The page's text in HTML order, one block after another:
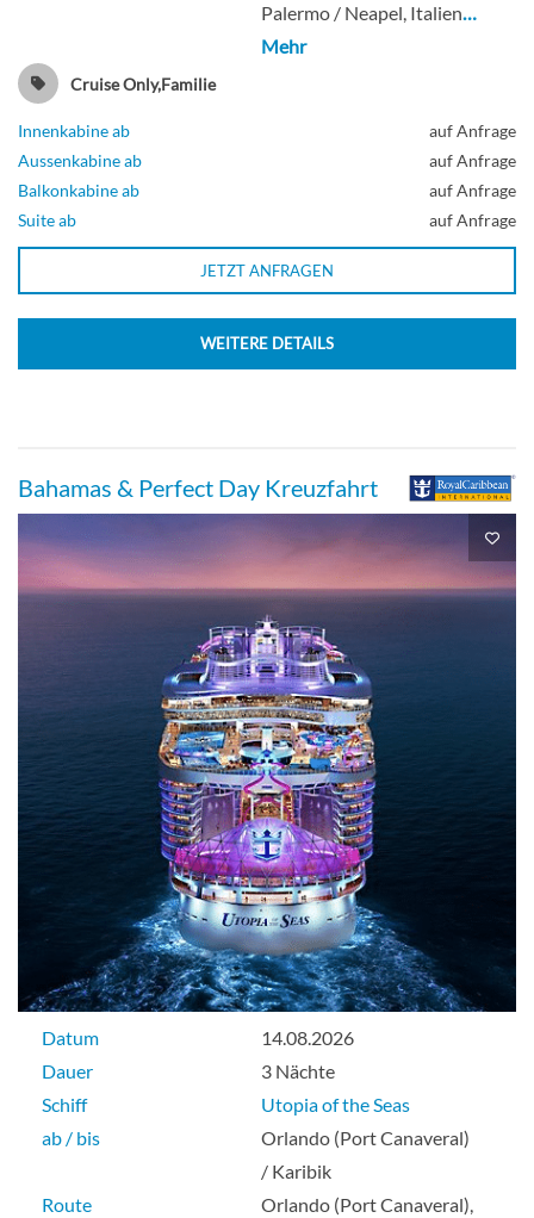
Palermo / Neapel, Italien…
Mehr
Cruise Only,Familie
Innenkabine ab
auf Anfrage
Aussenkabine ab
auf Anfrage
Balkonkabine ab
auf Anfrage
Suite ab
auf Anfrage
JETZT ANFRAGEN
WEITERE DETAILS
Bahamas & Perfect Day Kreuzfahrt
Datum
14.08.2026
Dauer
3 Nächte
Schiff
Utopia of the Seas
ab / bis
Orlando (Port Canaveral)
/ Karibik
Route
Orlando (Port Canaveral),